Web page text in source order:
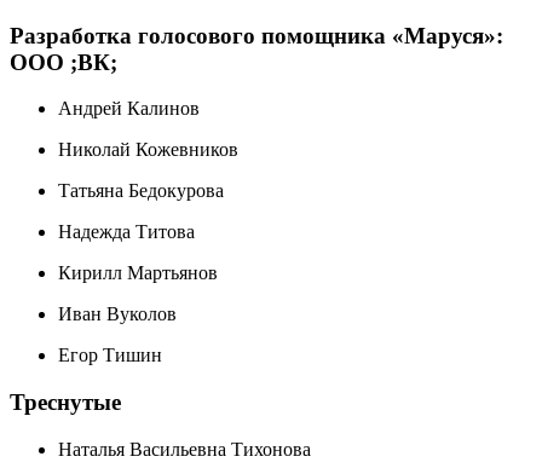
Разработка голосового помощника «Маруся»:
ООО ;ВК;
Андрей Калинов
Николай Кожевников
Татьяна Бедокурова
Надежда Титова
Кирилл Мартьянов
Иван Вуколов
Егор Тишин
Треснутые
Наталья Васильевна Тихонова